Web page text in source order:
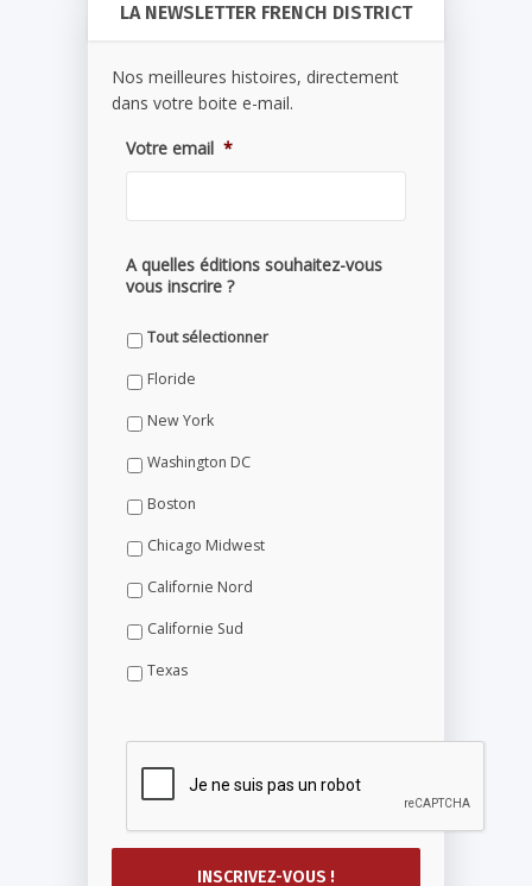
LA NEWSLETTER FRENCH DISTRICT
Nos meilleures histoires, directement
dans votre boite e-mail.
Votre email *
A quelles éditions souhaitez-vous
vous inscrire ?
Tout sélectionner
Floride
New York
Washington DC
Boston
Chicago Midwest
Californie Nord
Californie Sud
Texas